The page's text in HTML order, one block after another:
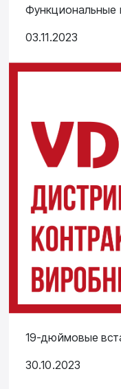
Функциональные
03.11.2023
19-дюймовые
30.10.2023